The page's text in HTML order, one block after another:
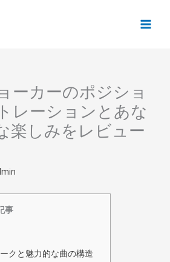
ーカーのポジショ
レーションとあな
楽しみをレビュー
事
クと魅力的な曲の構造